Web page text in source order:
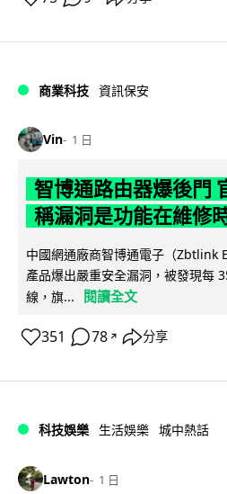
商業科技 資訊保安
Vin 1 日
智博通路由器爆後門
稱漏洞是功能在維修
中國網通廠商智博通電子（Zbtlink
產品爆出嚴重安全漏洞，被發現每
線，旗...
閱讀全文
351 78 ↗ 分享
科技娛樂 生活娛樂 城中熱話
Lawton 1 日